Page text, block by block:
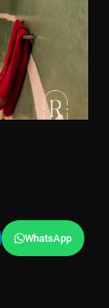
WhatsApp